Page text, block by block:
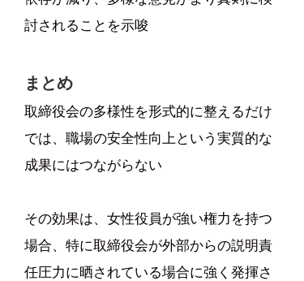
討されることを示唆
まとめ
取締役会の多様性を形式的に整えるだけ
では、職場の安全性向上という実質的な
成果にはつながらない
その効果は、女性役員が強い権力を持つ
場合、特に取締役会が外部からの説明責
任圧力に晒されている場合に強く発揮さ